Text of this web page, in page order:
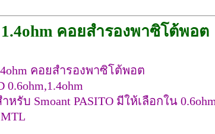
คอยสำรองพาซิโต้พอต
คอยสำรองพาซิโต้พอต
0.6ohm,1.4ohm
บ Smoant PASITO มีให้เลือกใน